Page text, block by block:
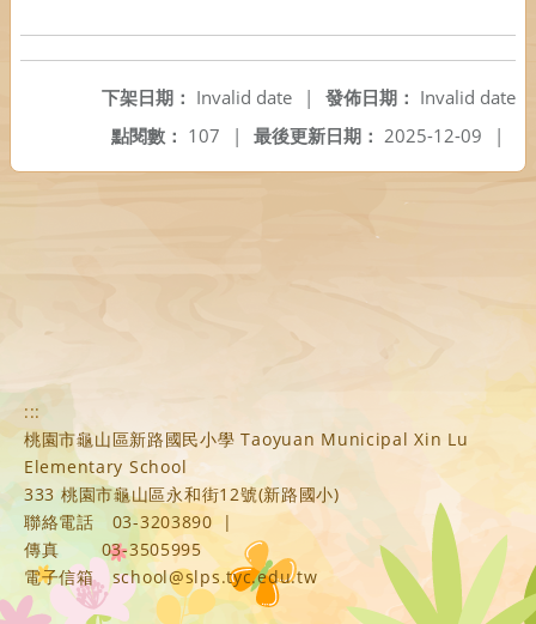
發佈日期： Invalid date
下架日期： Invalid date
|
最後更新日期： 2025-12-09 |
點閱數： 107 |
:::
桃園市龜山區新路國民小學 Taoyuan Municipal Xin Lu
Elementary School
333 桃園市龜山區永和街12號(新路國小)
聯絡電話
03-3203890
|
傳真
03-3505995
電子信箱
school@slps.tyc.edu.tw